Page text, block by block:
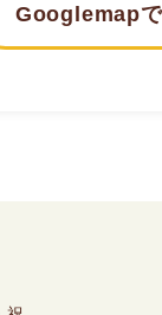
Googlemap